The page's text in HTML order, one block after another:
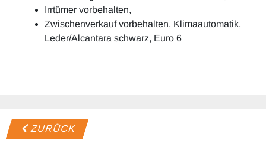
Irrtümer vorbehalten,
Zwischenverkauf vorbehalten, Klimaautomatik,
Leder/Alcantara schwarz, Euro 6
ZURÜCK